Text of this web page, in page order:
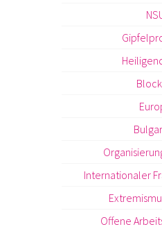
Internationaler
Offene